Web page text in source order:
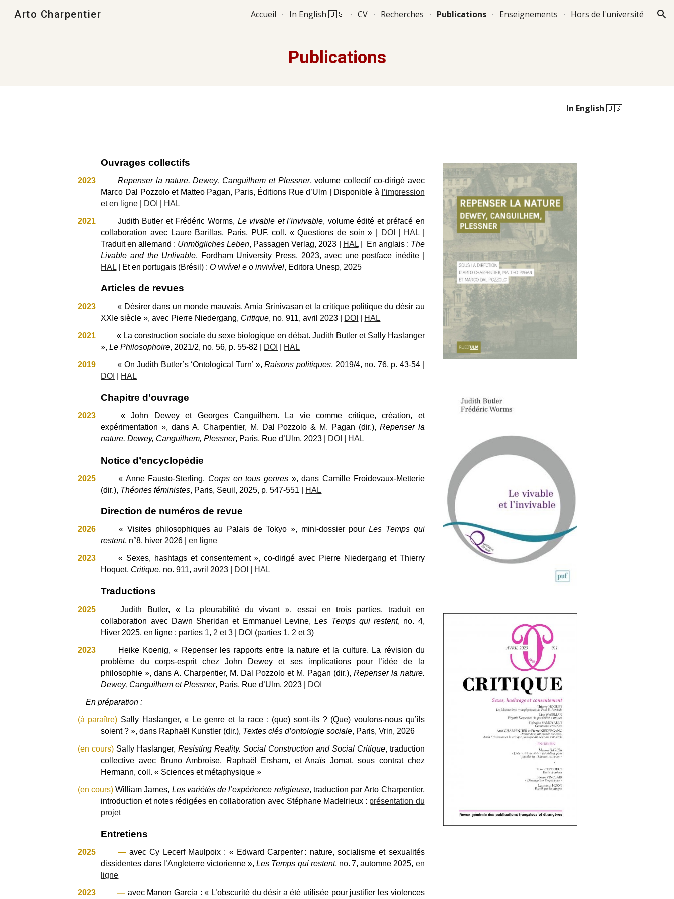
Skip to main content Skip to navigation
Arto Charpentier Accueil In English 🇺🇸 CV Recherches Publications Enseignements Hors de l'université
Publications
In English 🇺🇸
Ouvrages collectifs
2023 Repenser la nature. Dewey, Canguilhem et Plessner, volume collectif co-dirigé avec
Marco Dal Pozzolo et Matteo Pagan, Paris, Éditions Rue d’Ulm | Disponible à
l’impression
et en ligne DOI HAL
2021 Judith Butler et Frédéric Worms, Le vivable et l’invivable, volume édité et préfacé en
collaboration avec Laure Barillas, Paris, PUF, coll. « Questions de soin » |
DOI HAL|
Traduit en allemand : Unmögliches Leben, Passagen Verlag, 2023 | HAL| En anglais : The
Livable and the Unlivable, Fordham University Press, 2023, avec une postface inédite |
HAL | Et en portugais (Brésil) :O vivível e o invivível, Editora Unesp, 2025
Articles de revues
2023
« Désirer dans un monde mauvais. Amia Srinivasan et la critique politique du désir au
XXIe siècle », avec Pierre Niedergang, Critique, no. 911, avril 2023 | DOI HAL
2021
« La construction sociale du sexe biologique en débat. Judith Butler et Sally Haslanger
»,Le Philosophoire, 2021/2, no. 56, p. 55-82 | DOI HAL
2019 « On Judith Butler’s ‘Ontological Turn’ »,Raisons politiques, 2019/4, no. 76, p. 43-54 |
DOI
HAL
Chapitre d’ouvrage
2023
« John Dewey et Georges Canguilhem. La vie comme critique, création, et
expérimentation », dans A. Charpentier, M. Dal Pozzolo & M. Pagan (dir.), Repenser la
nature. Dewey, Canguilhem, Plessner, Paris, Rue d’Ulm, 2023 | DOI HAL
Notice d’encyclopédie
2025 « Anne Fausto-Sterling, Corps en tous genres», dans Camille Froidevaux-Metterie
(dir.), Théories féministes, Paris, Seuil, 2025, p. 547-551 | HAL
Direction de numéros de revue
2026 « Visites philosophiques au Palais de Tokyo », mini-dossier pourLes Temps qui
restent, n°8, hiver 2026 |en ligne
2023
« Sexes, hashtags et consentement », co-dirigé avec Pierre Niedergang et Thierry
Hoquet, Critique, no. 911, avril 2023 | DOI HAL
Traductions
2025
Judith Butler, « La pleurabilité du vivant », essai en trois parties, traduit en
collaboration avec Dawn Sheridan et Emmanuel Levine,Les Temps qui restent, no. 4,
Hiver 2025, en ligne : parties 1, 2 et 3 | DOI (parties 1, 2 et 3)
2023
Heike Koenig, « Repenser les rapports entre la nature et la culture. La révision du
problème du corps-esprit chez John Dewey et ses implications pour l’idée de la
philosophie », dans A. Charpentier, M. Dal Pozzolo et M. Pagan (dir.), Repenser la nature.
Dewey, Canguilhem et Plessner, Paris, Rue d’Ulm, 2023 | DOI
En préparation :
(à paraître) Sally Haslanger, « Le genre et la race : (que) sont-ils ? (Que) voulons-nous qu’ils
soient ? », dans Raphaël Kunstler (dir.), Textes clés d’ontologie sociale, Paris, Vrin, 2026
(en cours) Sally Haslanger, Resisting Reality. Social Construction and Social Critique, traduction
collective avec Bruno Ambroise, Raphaël Ersham, et Anaïs Jomat, sous contrat chez
Hermann, coll. « Sciences et métaphysique »
(en cours)William James, Les variétés de l’expérience religieuse, traduction parArto Charpentier,
introduction et notes rédigées en collaboration avec Stéphane Madelrieux : présentation du
projet
Entretiens
2025 — avec Cy Lecerf Maulpoix : « Edward Carpenter : nature, socialisme et sexualités
dissidentes dans l’Angleterre victorienne»,Les Temps qui restent, no. 7, automne 2025, en
ligne
2023 — avec Manon Garcia : « L’obscurité du désir a été utilisée pour justifier les violences